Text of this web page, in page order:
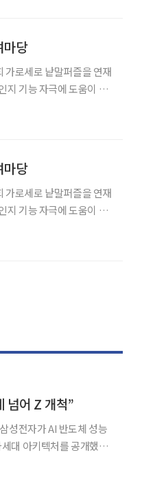
마당
지 기능 자극에 도움이 되
마당
지 기능 자극에 도움이 되
넘어 Z 개척”
대 아키텍처를 공개했다.